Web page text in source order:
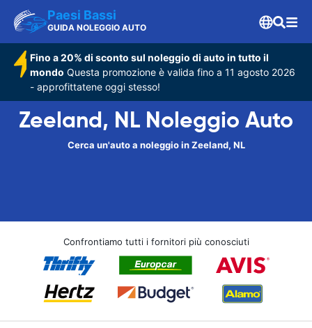
Paesi Bassi
GUIDA NOLEGGIO AUTO
Fino a 20% di sconto sul noleggio di auto in tutto il
mondo Questa promozione è valida fino a 11 agosto 2026
- approfittatene oggi stesso!
Zeeland, NL Noleggio Auto
Cerca un'auto a noleggio in Zeeland, NL
Confrontiamo tutti i fornitori più conosciuti